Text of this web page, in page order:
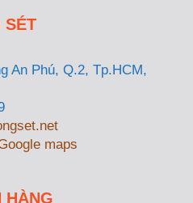
SÉT
An Phú, Q.2, Tp.HCM,
maps
HÀNG